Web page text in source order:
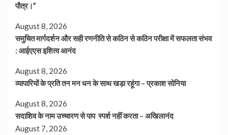
पौत्र।”
August 8, 2026
समुचित मार्गदर्शन और सही रणनीति से कठिन से कठिन परीक्षा में सफलता संभव
: आईएएस इशित्व आनंद
August 8, 2026
व्यापारियों के प्रति तन मन धन के साथ खड़ा रहूंगा – प्रकाश सोनिया
August 8, 2026
सदाशिव के नाम उच्चारण से पाप स्पर्श नहीं करता – अखिलानंद
August 7, 2026